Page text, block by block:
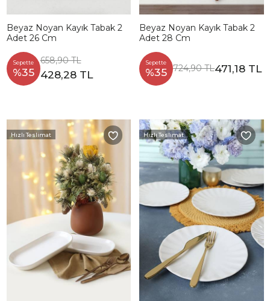
Beyaz Noyan Kayık Tabak 2
Adet 26 Cm
Sepette
%35
658,90 TL
428,28 TL
Beyaz Noyan Kayık Tabak 2
Adet 28 Cm
Sepette
%35 724,90 TL471,18 TL
Hızlı Teslimat Hızlı Teslimat